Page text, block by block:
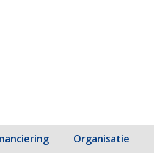
Organisatie